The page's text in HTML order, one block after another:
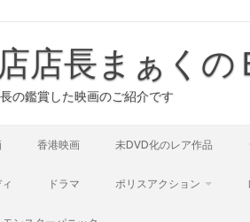
店長まぁくの
の鑑賞した映画のご紹介です
香港映画 未DVD化のレア作品
ドラマ ポリスアクション